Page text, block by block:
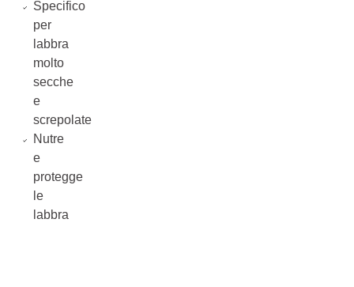
Specifico
per
labbra
molto
secche
e
screpolate
Nutre
e
protegge
le
labbra